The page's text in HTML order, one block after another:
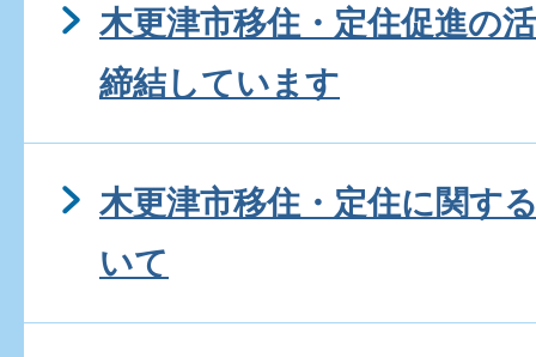
木更津市移住・定住促進の
締結しています
木更津市移住・定住に関す
いて